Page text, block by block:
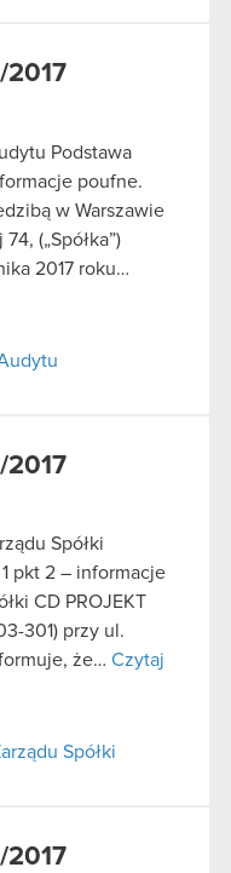
2017
Podstawa
poufne.
w Warszawie
(„Spółka”)
2017 roku…
2017
Spółki
pkt 2 – informacje
CD PROJEKT
301) przy ul.
że… Czytaj
Spółki
2017